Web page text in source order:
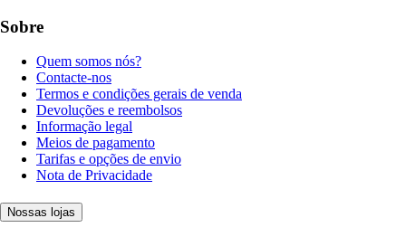
Sobre
Quem somos nós?
Contacte-nos
Termos e condições gerais de venda
Devoluções e reembolsos
Informação legal
Meios de pagamento
Tarifas e opções de envio
Nota de Privacidade
Nossas lojas